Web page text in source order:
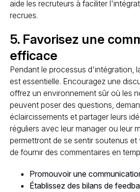
aide les recruteurs à faciliter
recrues.
5. Favorisez une
efficace
Pendant le processus d'intégration,
est essentielle. Encouragez une
offrez un environnement sûr où les
peuvent poser des questions,
éclaircissements et partager leurs
réguliers avec leur manager ou leur
permettront de se sentir soutenus
de fournir des commentaires en
Promouvoir une
Établissez des bilans de